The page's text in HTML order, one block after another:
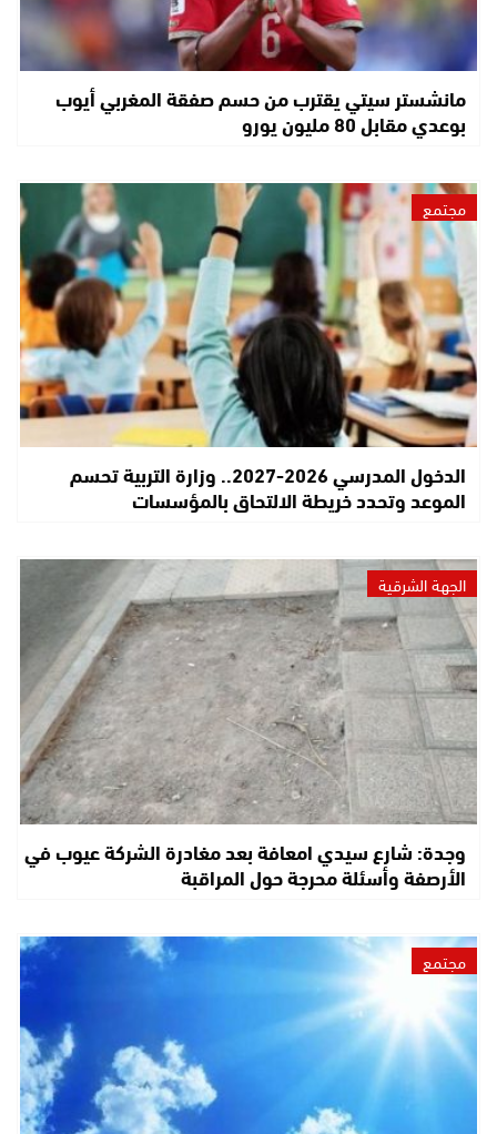
مانشستر سيتي يقترب من حسم صفقة المغربي أيوب
بوعدي مقابل 80 مليون يورو
مجتمع
الدخول المدرسي 2026-2027.. وزارة التربية تحسم
الموعد وتحدد خريطة الالتحاق بالمؤسسات
الجهة الشرقية
وجدة: شارع سيدي امعافة بعد مغادرة الشركة عيوب في
الأرصفة وأسئلة محرجة حول المراقبة
مجتمع